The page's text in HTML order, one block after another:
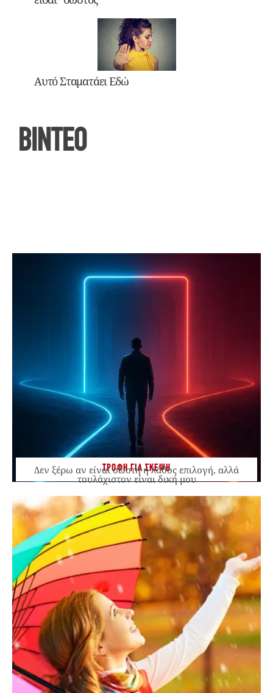
Αυτό Σταματάει Εδώ
ΒΙΝΤΕΟ
ΤΡΟΦΗ ΓΙΑ ΣΚΕΨΗ
Δεν ξέρω αν είναι σωστή ή λάθος επιλογή, αλλά
τουλάχιστον είναι δική μου